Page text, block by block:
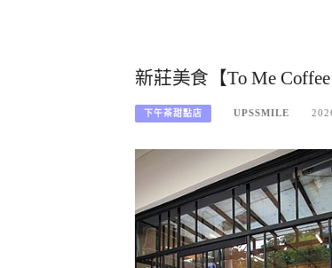
新莊美食【To Me
下午茶甜點店 UPSSMILE